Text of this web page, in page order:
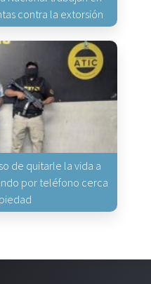
contra la extorsión
de quitarle la vida a
por teléfono cerca